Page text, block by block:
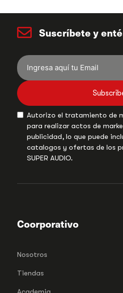
Suscríbete y
Autorizo el tratamiento de
para realizar actos de
publicidad, lo que puede
catalogos y ofertas de los
SUPER AUDIO.
Coorporativo
Nosotros
Tiendas